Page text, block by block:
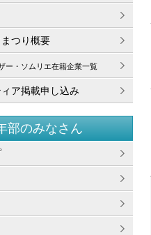
つり概要
ー・ソムリエ在籍企業一覧
ア掲載申し込み
部のみなさん